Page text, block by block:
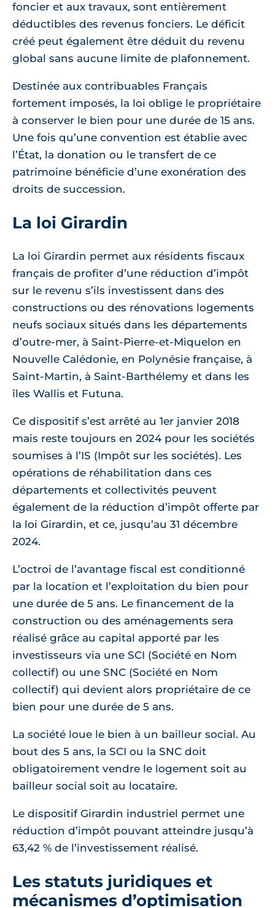
foncier et aux travaux, sont entièrement
déductibles des revenus fonciers. Le déficit
créé peut également être déduit du revenu
global sans aucune limite de plafonnement.
Destinée aux contribuables Français
fortement imposés, la loi oblige le propriétaire
à conserver le bien pour une durée de 15 ans.
Une fois qu’une convention est établie avec
l’État, la donation ou le transfert de ce
patrimoine bénéficie d’une exonération des
droits de succession.
La loi Girardin
La loi Girardin permet aux résidents fiscaux
français de profiter d’une réduction d’impôt
sur le revenu s’ils investissent dans des
constructions ou des rénovations logements
neufs sociaux situés dans les départements
d’outre-mer, à Saint-Pierre-et-Miquelon en
Nouvelle Calédonie, en Polynésie française, à
Saint-Martin, à Saint-Barthélemy et dans les
îles Wallis et Futuna.
Ce dispositif s’est arrêté au 1er janvier 2018
mais reste toujours en 2024 pour les sociétés
soumises à l’IS (Impôt sur les sociétés). Les
opérations de réhabilitation dans ces
départements et collectivités peuvent
également de la réduction d’impôt offerte par
la loi Girardin, et ce, jusqu’au 31 décembre
2024.
L’octroi de l’avantage fiscal est conditionné
par la location et l’exploitation du bien pour
une durée de 5 ans. Le financement de la
construction ou des aménagements sera
réalisé grâce au capital apporté par les
investisseurs via une SCI (Société en Nom
collectif) ou une SNC (Société en Nom
collectif) qui devient alors propriétaire de ce
bien pour une durée de 5 ans.
La société loue le bien à un bailleur social. Au
bout des 5 ans, la SCI ou la SNC doit
obligatoirement vendre le logement soit au
bailleur social soit au locataire.
Le dispositif Girardin industriel permet une
réduction d’impôt pouvant atteindre jusqu’à
63,42 % de l’investissement réalisé.
Les statuts juridiques et
mécanismes d’optimisation